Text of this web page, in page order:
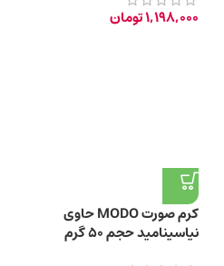
1,198,000تومان
کرم صورت MODO حاوی
نیاسینامید حجم 50 گرم